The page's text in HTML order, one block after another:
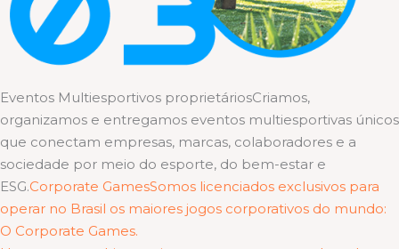
Eventos Multiesportivos proprietáriosCriamos,
organizamos e entregamos eventos multiesportivas únicos
que conectam empresas, marcas, colaboradores e a
sociedade por meio do esporte, do bem-estar e
ESG.Corporate GamesSomos licenciados exclusivos para
operar no Brasil os maiores jogos corporativos do mundo:
O Corporate Games.